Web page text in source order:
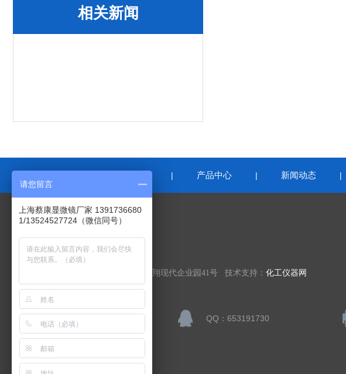
相关新闻
| 产品中心 | 新闻动态 |
联系我们
上海蔡康光学仪器有限公司
公司地址：上海市嘉定区顺达路98弄南翔现代企业园41号 技术支持： 化工仪器网
QQ：653191730
邮箱：sales@caikon.com
请您留言
上海蔡康显微镜厂家 1391736680
1/13524527724（微信同号）